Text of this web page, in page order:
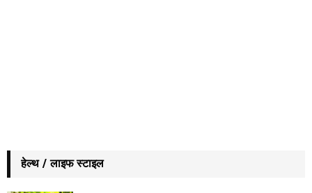
हेल्थ / लाइफ स्टाइल